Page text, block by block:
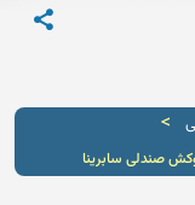
>
صندلی سابرینا